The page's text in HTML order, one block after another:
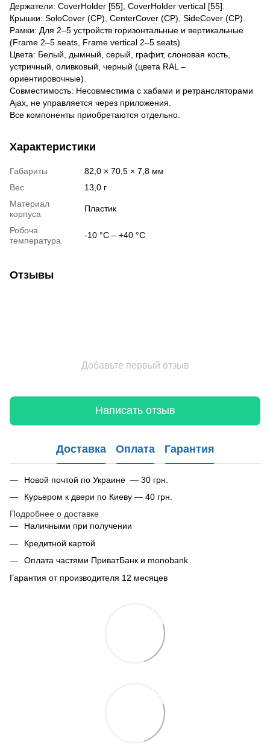
Держатели: CoverHolder [55], CoverHolder vertical [55].
Крышки: SoloCover (CP), CenterCover (CP), SideCover (CP).
Рамки: Для 2–5 устройств горизонтальные и вертикальные
(Frame 2–5 seats, Frame vertical 2–5 seats).
Цвета: Белый, дымный, серый, графит, слоновая кость,
устричный, оливковый, черный (цвета RAL –
ориентировочные).
Совместимость: Несовместима с хабами и ретрансляторами
Ajax, не управляется через приложения.
Все компоненты приобретаются отдельно.
Характеристики
Габариты
82,0 × 70,5 × 7,8 мм
Вес
13,0 г
Материал
корпуса
Пластик
Робоча
температура
-10 °С – +40 °С
Отзывы
Добавьте первый отзыв
Написать отзыв
Доставка Оплата Гарантия
Новой почтой по Украине — 30 грн.
Курьером к двери по Киеву — 40 грн.
Подробнее о доставке
Наличными при получении
Кредитной картой
Оплата частями ПриватБанк и monobank
Гарантия от производителя 12 месяцев